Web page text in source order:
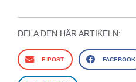
DELA DEN HÄR ARTIKELN:
E-POST FACEBOOK